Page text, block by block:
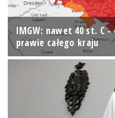
IMGW: nawet 40 st. C
prawie całego kraju